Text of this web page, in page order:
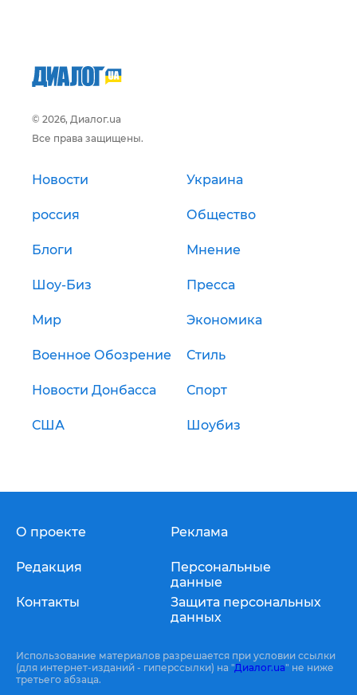
© 2026, Диалог.ua
Все права защищены.
Новости Украина
россия Общество
Блоги Мнение
Шоу-Биз Пресса
Мир Экономика
Военное Обозрение Стиль
Новости Донбасса Спорт
США Шоубиз
О проекте
Редакция
Контакты
Реклама
Персональные
данные
Защита персональных
данных
Использование материалов разрешается при условии ссылки
(для интернет-изданий - гиперссылки) на "Диалог.ua" не ниже
третьего абзаца.